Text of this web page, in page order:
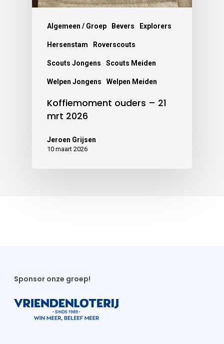
Algemeen / Groep Bevers Explorers
Hersenstam Roverscouts
Scouts Jongens Scouts Meiden
Welpen Jongens Welpen Meiden
Koffiemoment ouders – 21
mrt 2026
Jeroen Grijsen
10 maart 2026
Sponsor onze groep!